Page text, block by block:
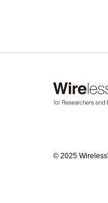
© 2025